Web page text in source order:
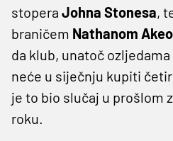
stopera Johna Stonesa,
braničem Nathanom
da klub, unatoč ozljedama
neće u siječnju kupiti
je to bio slučaj u prošlom
roku.